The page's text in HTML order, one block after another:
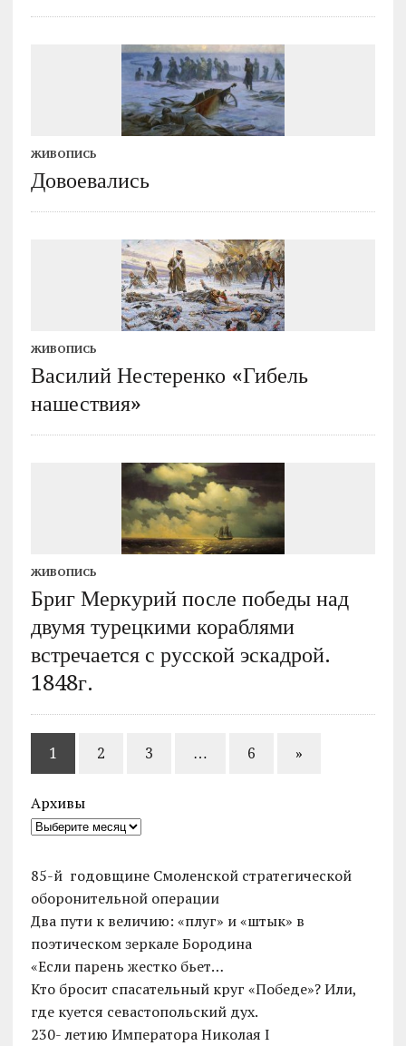
ЖИВОПИСЬ
Довоевались
ЖИВОПИСЬ
Василий Нестеренко «Гибель
нашествия»
ЖИВОПИСЬ
Бриг Меркурий после победы над
двумя турецкими кораблями
встречается с русской эскадрой.
1848г.
1 2 3 … 6 »
Архивы
85-й годовщине Смоленской стратегической
оборонительной операции
Два пути к величию: «плуг» и «штык» в
поэтическом зеркале Бородина
«Если парень жестко бьет…
Кто бросит спасательный круг «Победе»? Или,
где куется севастопольский дух.
230- летию Императора Николая I